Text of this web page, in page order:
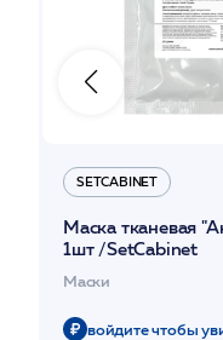
SETCABINET
Маска тканевая
1шт /SetCabinet
Маски
войдите чтобы